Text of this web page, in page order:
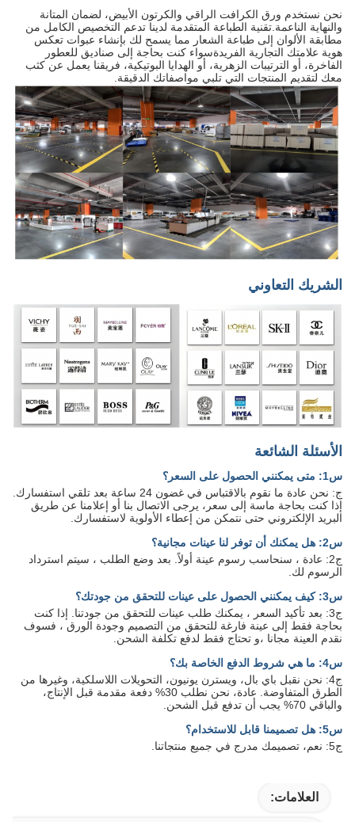
نحن نستخدم ورق الكرافت الراقي والكرتون الأبيض، لضمان المتانة
والنهاية الناعمة.تقنية الطباعة المتقدمة لدينا تدعم التخصيص الكامل من
مطابقة الألوان إلى طباعة الشعار مما يسمح لك بإنشاء عبوات تعكس
هوية علامتك التجارية الفريدةسواء كنت بحاجة إلى صناديق للعطور
الفاخرة، أو الترتيبات الزهرية، أو الهدايا البوتيكية، فريقنا يعمل عن كثب
معك لتقديم المنتجات التي تلبي مواصفاتك الدقيقة.
الشريك التعاوني
الأسئلة الشائعة
س1: متى يمكنني الحصول على السعر؟
ج: نحن عادة ما نقوم بالاقتباس في غضون 24 ساعة بعد تلقي استفسارك.
إذا كنت بحاجة ماسة إلى سعر، يرجى الاتصال بنا أو إعلامنا عن طريق
البريد الإلكتروني حتى نتمكن من إعطاء الأولوية لاستفسارك.
س2: هل يمكنك أن توفر لنا عينات مجانية؟
ج2: عادة ، سنحاسب رسوم عينة أولاً. بعد وضع الطلب ، سيتم استرداد
الرسوم لك.
س3: كيف يمكنني الحصول على عينات للتحقق من جودتك؟
ج3: بعد تأكيد السعر ، يمكنك طلب عينات للتحقق من جودتنا. إذا كنت
بحاجة فقط إلى عينة فارغة للتحقق من التصميم وجودة الورق ، فسوف
نقدم العينة مجانا ،و تحتاج فقط لدفع تكلفة الشحن.
س4: ما هي شروط الدفع الخاصة بك؟
ج4: نحن نقبل باي بال، ويسترن يونيون، التحويلات اللاسلكية، وغيرها من
الطرق المتفاوضة. عادة، نحن نطلب 30% دفعة مقدمة قبل الإنتاج،
والباقي 70% يجب أن تدفع قبل الشحن.
س5: هل تصميمنا قابل للاستخدام؟
ج5: نعم، تصميمك مدرج في جميع منتجاتنا.
العلامات: